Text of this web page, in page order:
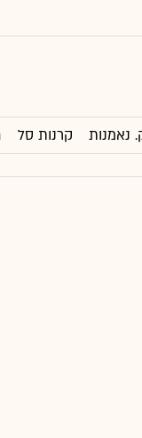
נאמנות קרנות סל